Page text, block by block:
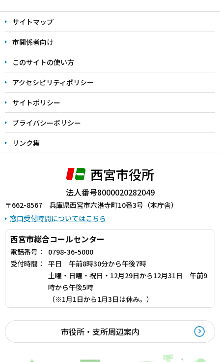
文
こ
こ
ま
で
サイトマップ
市関係者向け
このサイトの使い方
アクセシビリティポリシー
サイトポリシー
プライバシーポリシー
リンク集
西宮市役所
法人番号8000020282049
〒662-8567 兵庫県西宮市六湛寺町10番3号（本庁舎）
窓口受付時間についてはこちら
西宮市総合コールセンター
電話番号：
0798-36-5000
受付時間：
平日 午前8時30分から午後7時
土曜・日曜・祝日・12月29日から12月31日 午前9
時から午後5時
（※1月1日から1月3日は休み。）
市役所・支所周辺案内